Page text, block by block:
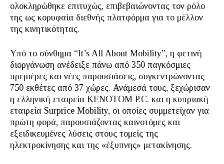
ολοκληρώθηκε επιτυχώς, επιβεβαιώνοντας τον ρόλο
της ως κορυφαία διεθνής πλατφόρμα για το μέλλον
της κινητικότητας.
Υπό το σύνθημα “It’s All About Mobility”, η φετινή
διοργάνωση ανέδειξε πάνω από 350 παγκόσμιες
πρεμιέρες και νέες παρουσιάσεις, συγκεντρώνοντας
750 εκθέτες από 37 χώρες. Ανάμεσά τους, ξεχώρισαν
η ελληνική εταιρεία KENOTOM P.C. και η κυπριακή
εταιρεία Surprice Mobility, οι οποίες συμμετείχαν για
πρώτη φορά, παρουσιάζοντας καινοτόμες και
εξειδικευμένες λύσεις στους τομείς της
ηλεκτροκίνησης και της «έξυπνης» μετακίνησης.